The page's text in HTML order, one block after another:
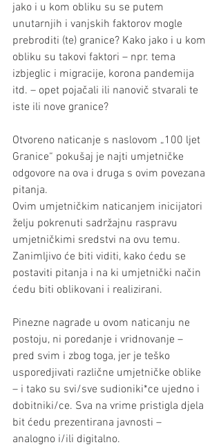
jako i u kom obliku su se putem
unutarnjih i vanjskih faktorov mogle
prebroditi (te) granice? Kako jako i u kom
obliku su takovi faktori – npr. tema
izbjeglic i migracije, korona pandemija
itd. – opet pojačali ili nanovič stvarali te
iste ili nove granice?
Otvoreno naticanje s naslovom „100 ljet
Granice“ pokušaj je najti umjetničke
odgovore na ova i druga s ovim povezana
pitanja.
Ovim umjetničkim naticanjem inicijatori
želju pokrenuti sadržajnu raspravu
umjetničkimi sredstvi na ovu temu.
Zanimljivo će biti viditi, kako ćedu se
postaviti pitanja i na ki umjetnički način
ćedu biti oblikovani i realizirani.
Pinezne nagrade u ovom naticanju ne
postoju, ni poredanje i vridnovanje –
pred svim i zbog toga, jer je teško
usporedjivati različne umjetničke oblike
– i tako su svi/sve sudioniki*ce ujedno i
dobitniki/ce. Sva na vrime pristigla djela
bit ćedu prezentirana javnosti –
analogno i/ili digitalno.